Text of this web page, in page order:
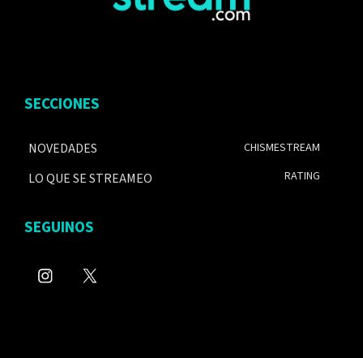
SECCIONES
NOVEDADES
LO QUE SE STREAMEO
CHISMESTREAM
RATING
SEGUINOS